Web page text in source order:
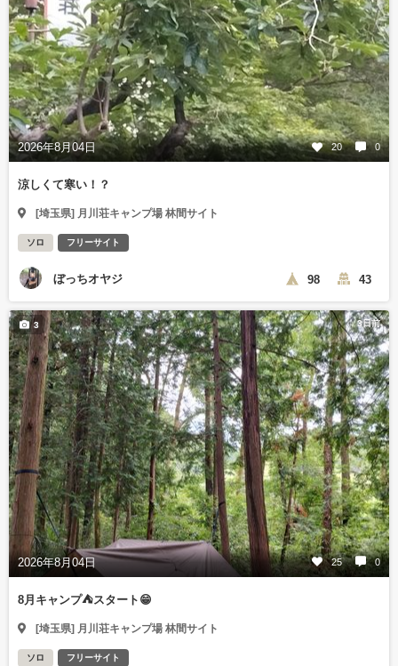
2026年8月04日 20 0
涼しくて寒い！？
[埼玉県] 月川荘キャンプ場 林間サイト
ソロ フリーサイト
ぼっちオヤジ 98 43
3日前
2026年8月04日 25 0
3
8月キャンプ⛺️スタート😁
[埼玉県] 月川荘キャンプ場 林間サイト
ソロ フリーサイト